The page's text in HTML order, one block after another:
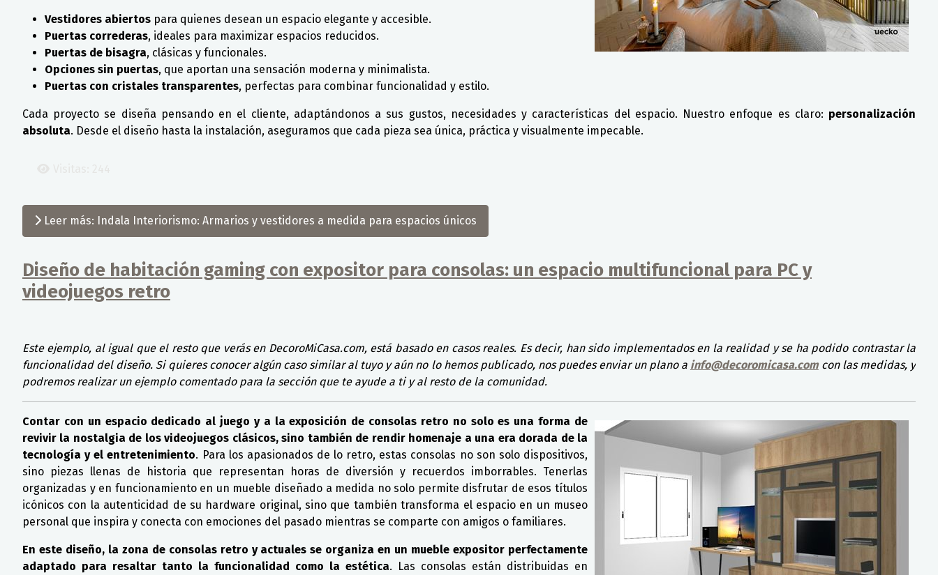
Vestidores abiertos para quienes desean un espacio elegante y accesible.
Puertas correderas, ideales para maximizar espacios reducidos.
Puertas de bisagra, clásicas y funcionales.
Opciones sin puertas, que aportan una sensación moderna y minimalista.
Puertas con cristales transparentes, perfectas para combinar funcionalidad y estilo.
Cada proyecto se diseña pensando en el cliente, adaptándonos a sus gustos, necesidades y características del espacio. Nuestro enfoque es claro: personalización
absoluta. Desde el diseño hasta la instalación, aseguramos que cada pieza sea única, práctica y visualmente impecable.
Leer más: Indala Interiorismo: Armarios y vestidores a medida para espacios únicos
Diseño de habitación gaming con expositor para consolas: un espacio multifuncional para PC y
videojuegos retro
Este ejemplo, al igual que el resto que verás en DecoroMiCasa.com, está basado en casos reales. Es decir, han sido implementados en la realidad y se ha podido contrastar la
funcionalidad del diseño. Si quieres conocer algún caso similar al tuyo y aún no lo hemos publicado, nos puedes enviar un plano a info@decoromicasa.comcon las medidas, y
podremos realizar un ejemplo comentado para la sección que te ayude a ti y al resto de la comunidad.
Contar con un espacio dedicado al juego y a la exposición de consolas retro no solo es una forma de
revivir la nostalgia de los videojuegos clásicos, sino también de rendir homenaje a una era dorada de la
tecnología y el entretenimiento. Para los apasionados de lo retro, estas consolas no son solo dispositivos,
sino piezas llenas de historia que representan horas de diversión y recuerdos imborrables. Tenerlas
organizadas y en funcionamiento en un mueble diseñado a medida no solo permite disfrutar de esos títulos
icónicos con la autenticidad de su hardware original, sino que también transforma el espacio en un museo
personal que inspira y conecta con emociones del pasado mientras se comparte con amigos o familiares.
En este diseño, la zona de consolas retro y actuales se organiza en un mueble expositor perfectamente
adaptado para resaltar tanto la funcionalidad como la estética. Las consolas están distribuidas en